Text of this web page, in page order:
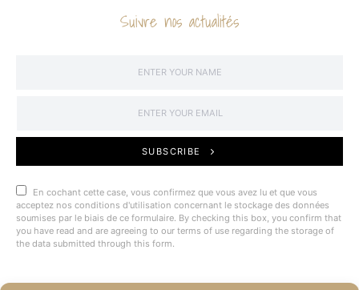
Suivre nos actualités
SUBSCRIBE
En cochant cette case, vous confirmez que vous avez lu et que vous
acceptez nos conditions d'utilisation concernant le stockage des données
soumises par le biais de ce formulaire. By checking this box, you confirm that
you have read and are agreeing to our terms of use regarding the storage of
the data submitted through this form.